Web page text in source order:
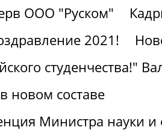
ООО "Руском"
2021!
студенчества!"
новом составе
Министра науки